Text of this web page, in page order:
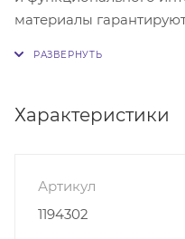
материалы
глубина 20 см.
Корпус ЛДСП(черный)
Характеристики
Артикул
1194302